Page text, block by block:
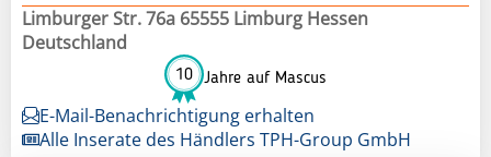
Limburger Str. 76a 65555 Limburg Hessen
Deutschland
10 Jahre auf Mascus
E-Mail-Benachrichtigung erhalten
Alle Inserate des Händlers TPH-Group GmbH